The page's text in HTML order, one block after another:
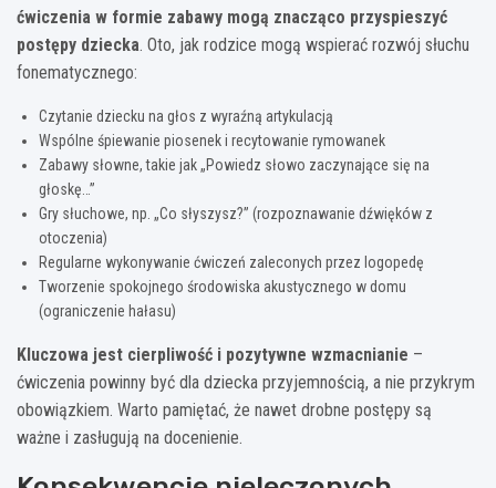
ćwiczenia w formie zabawy mogą znacząco przyspieszyć
postępy dziecka. Oto, jak rodzice mogą wspierać rozwój słuchu
fonematycznego:
Czytanie dziecku na głos z wyraźną artykulacją
Wspólne śpiewanie piosenek i recytowanie rymowanek
Zabawy słowne, takie jak „Powiedz słowo zaczynające się na
głoskę…”
Gry słuchowe, np. „Co słyszysz?” (rozpoznawanie dźwięków z
otoczenia)
Regularne wykonywanie ćwiczeń zaleconych przez logopedę
Tworzenie spokojnego środowiska akustycznego w domu
(ograniczenie hałasu)
Kluczowa jest cierpliwość i pozytywne wzmacnianie –
ćwiczenia powinny być dla dziecka przyjemnością, a nie przykrym
obowiązkiem. Warto pamiętać, że nawet drobne postępy są
ważne i zasługują na docenienie.